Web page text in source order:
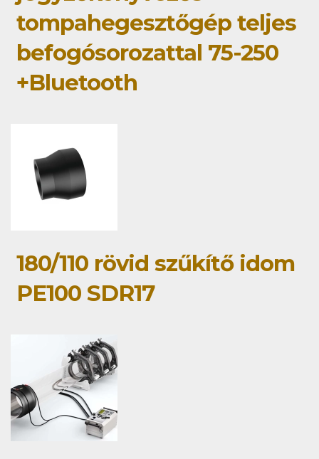
tompahegesztőgép teljes
befogósorozattal 75-250
+Bluetooth
180/110 rövid szűkítő idom
PE100 SDR17